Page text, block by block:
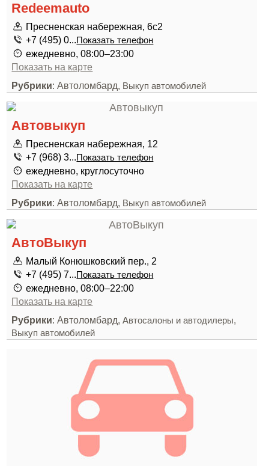
Redeemauto
Пресненская набережная, 6с2
+7 (495) 0...Показать телефон
ежедневно, 08:00–23:00
Показать на карте
Рубрики: Автоломбард, Выкуп автомобилей
Автовыкуп
Пресненская набережная, 12
+7 (968) 3...Показать телефон
ежедневно, круглосуточно
Показать на карте
Рубрики: Автоломбард, Выкуп автомобилей
АвтоВыкуп
Малый Конюшковский пер., 2
+7 (495) 7...Показать телефон
ежедневно, 08:00–22:00
Показать на карте
Рубрики: Автоломбард,Автосалоны и автодилеры,
Выкуп автомобилей